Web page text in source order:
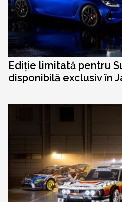
Ediție limitată pentru
disponibilă exclusiv în